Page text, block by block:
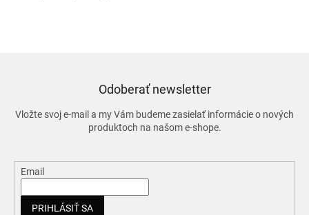
Odoberať newsletter
Vložte svoj e-mail a my Vám budeme zasielať informácie o nových
produktoch na našom e-shope.
Email
PRIHLÁSIŤ SA